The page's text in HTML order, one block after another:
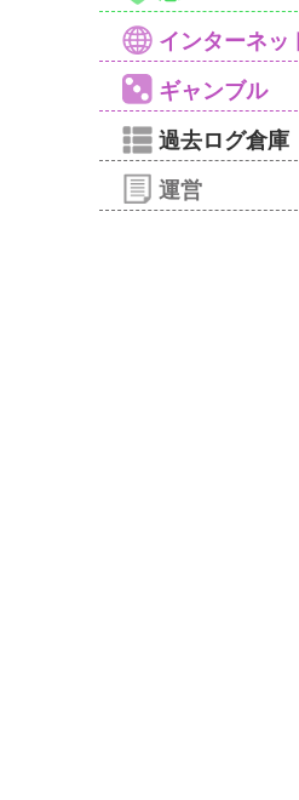
インターネッ
ギャンブル
過去ログ倉庫
運営